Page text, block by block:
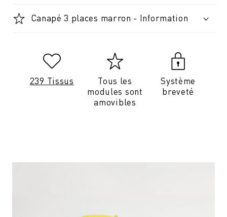
Canapé 3 places marron - Information
239 Tissus
Tous les
modules sont
amovibles
Système
breveté